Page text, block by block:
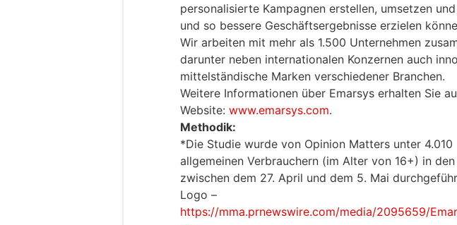
personalisierte Kampagnen erstellen, umsetzen
und so bessere Geschäftsergebnisse erzielen
Wir arbeiten mit mehr als 1.500 Unternehmen
darunter neben internationalen Konzernen auch
mittelständische Marken verschiedener Branchen.
Weitere Informationen über Emarsys erhalten Sie
Website: www.emarsys.com.
Methodik:
*Die Studie wurde von Opinion Matters unter 4.010
allgemeinen Verbrauchern (im Alter von 16+) in den
zwischen dem 27. April und dem 5. Mai
Logo –
https://mma.prnewswire.com/media/2095659/